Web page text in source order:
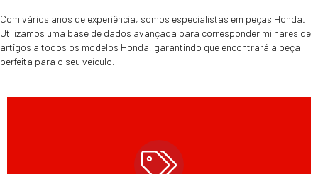
Com vários anos de experiência, somos especialistas em peças Honda.
Utilizamos uma base de dados avançada para corresponder milhares de
artigos a todos os modelos Honda, garantindo que encontrará a peça
perfeita para o seu veículo.